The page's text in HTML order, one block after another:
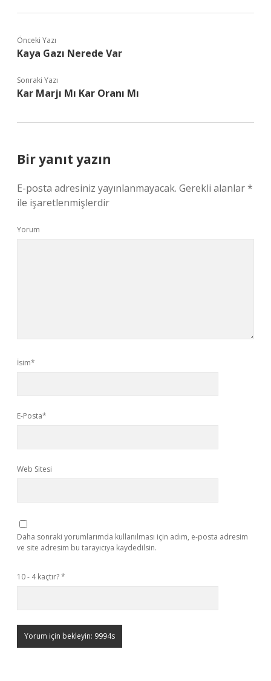
Önceki Yazı
Kaya Gazı Nerede Var
Sonraki Yazı
Kar Marjı Mı Kar Oranı Mı
Bir yanıt yazın
E-posta adresiniz yayınlanmayacak. Gerekli alanlar*
ile işaretlenmişlerdir
Yorum
İsim*
E-Posta*
Web Sitesi
Daha sonraki yorumlarımda kullanılması için adım, e-posta adresim
ve site adresim bu tarayıcıya kaydedilsin.
10 - 4 kaçtır?*